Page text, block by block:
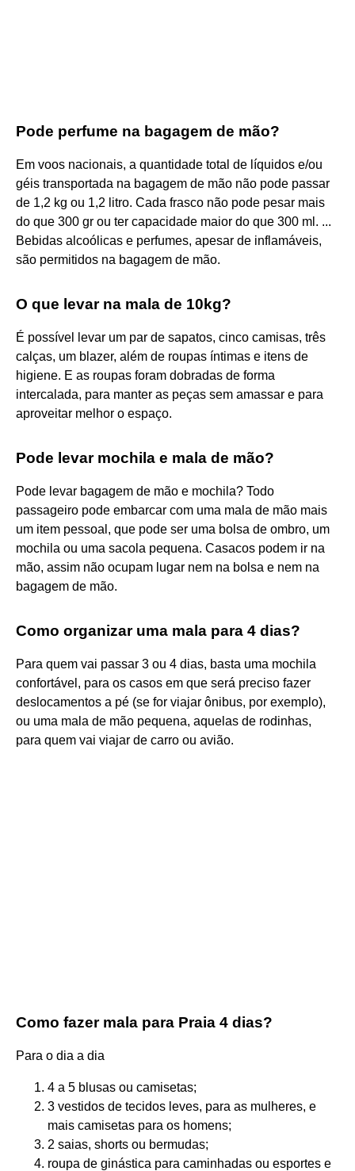
Pode perfume na bagagem de mão?
Em voos nacionais, a quantidade total de líquidos e/ou
géis transportada na bagagem de mão não pode passar
de 1,2 kg ou 1,2 litro. Cada frasco não pode pesar mais
do que 300 gr ou ter capacidade maior do que 300 ml. ...
Bebidas alcoólicas e perfumes, apesar de inflamáveis,
são permitidos na bagagem de mão.
O que levar na mala de 10kg?
É possível levar um par de sapatos, cinco camisas, três
calças, um blazer, além de roupas íntimas e itens de
higiene. E as roupas foram dobradas de forma
intercalada, para manter as peças sem amassar e para
aproveitar melhor o espaço.
Pode levar mochila e mala de mão?
Pode levar bagagem de mão e mochila? Todo
passageiro pode embarcar com uma mala de mão mais
um item pessoal, que pode ser uma bolsa de ombro, um
mochila ou uma sacola pequena. Casacos podem ir na
mão, assim não ocupam lugar nem na bolsa e nem na
bagagem de mão.
Como organizar uma mala para 4 dias?
Para quem vai passar 3 ou 4 dias, basta uma mochila
confortável, para os casos em que será preciso fazer
deslocamentos a pé (se for viajar ônibus, por exemplo),
ou uma mala de mão pequena, aquelas de rodinhas,
para quem vai viajar de carro ou avião.
Como fazer mala para Praia 4 dias?
Para o dia a dia
4 a 5 blusas ou camisetas;
3 vestidos de tecidos leves, para as mulheres, e
mais camisetas para os homens;
2 saias, shorts ou bermudas;
roupa de ginástica para caminhadas ou esportes e